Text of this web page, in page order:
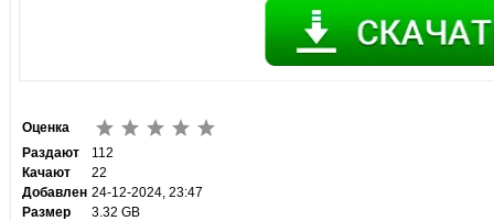
Оценка
Раздают
112
Качают
22
Добавлен 24-12-2024, 23:47
Размер
3.32 GB